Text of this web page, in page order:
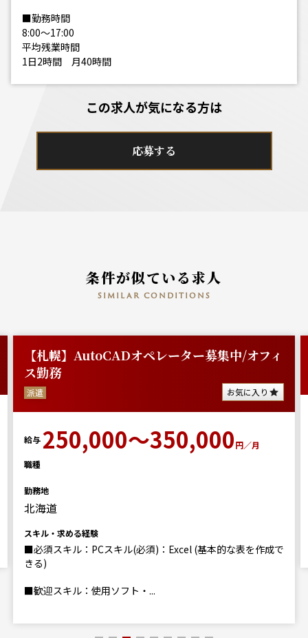
■勤務時間
8:00～17:00
平均残業時間
1日2時間 月40時間
この求人が気になる方は
応募する
条件が似ている求人
similar conditions
【札幌】AutoCADオペレーター募集中/オフィ
ス勤務
派遣 お気に入り
給与 250,000～350,000円／月
職種
勤務地
北海道
スキル・求める経験
■必須スキル：PCスキル(必須)：Excel (基本的な表を作成で
きる)
■歓迎スキル：使用ソフト・...